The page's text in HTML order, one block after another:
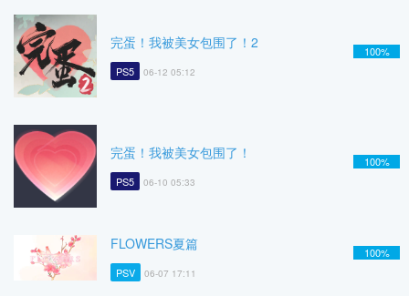
完蛋！我被美女包围了！2
PS5 06-12 05:12
100%
完蛋！我被美女包围了！
PS5 06-10 05:33
100%
FLOWERS夏篇
PSV 06-07 17:11
100%